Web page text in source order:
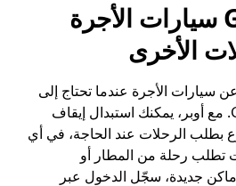
Goose Creek سيارات الأجرة
الأخرى
سيارات الأجرة عندما تحتاج إلى
التنقل في Goose Creek. مع أوبر، يمكنك استبدال إيقاف
بطلب الرحلات عند الحاجة، في أي
تطلب رحلة من المطار أو
جديدة، سجّل الدخول عبر